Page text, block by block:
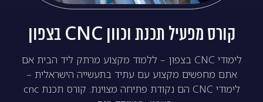
קורס מפעיל תכנת וכוון CNC בצפון
לימודי CNC בצפון – ללמוד מקצוע מרתק ליד הבית אם
אתם מחפשים מקצוע עם עתיד בתעשייה הישראלית –
לימודי CNC הם נקודת פתיחה מצוינת. קורס תכנת cnc